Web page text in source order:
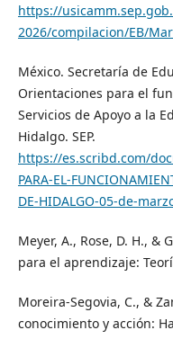
https://
2026/compilacion/EB/
México. Secretaría de
Orientaciones para el
Servicios de Apoyo a la
Hidalgo. SEP.
https://es.scribd.com/
PARA-EL-
DE-HIDALGO-05-de-
Meyer, A., Rose, D. H., &
para el aprendizaje:
Moreira-Segovia, C., &
conocimiento y acción: